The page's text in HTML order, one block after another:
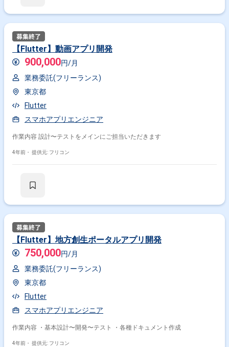
【Flutter】動画アプリ開発
900,000円/月
業務委託(フリーランス)
東京都
Flutter
スマホアプリエンジニア
作業内容 設計〜テストをメインにご担当いただきます
4年前・ 提供元: フリコン
【Flutter】地方創生ポータルアプリ開発
750,000円/月
業務委託(フリーランス)
東京都
Flutter
スマホアプリエンジニア
作業内容 ・基本設計〜開発〜テスト ・各種ドキュメント作成
4年前・ 提供元: フリコン